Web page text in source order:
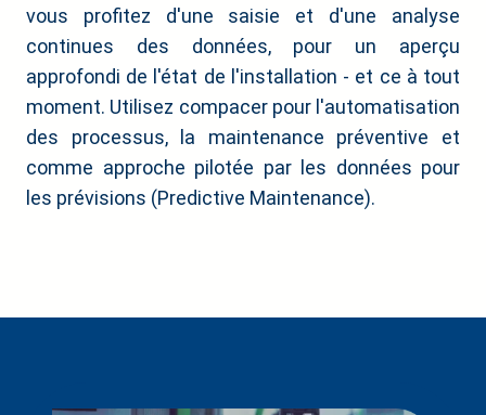
vous profitez d'une saisie et d'une analyse
continues des données, pour un aperçu
approfondi de l'état de l'installation - et ce à tout
moment. Utilisez compacer pour l'automatisation
des processus, la maintenance préventive et
comme approche pilotée par les données pour
les prévisions (Predictive Maintenance).